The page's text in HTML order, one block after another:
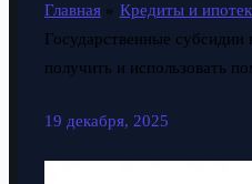
Главная
Кредиты и
Государственные субсидии
получить и использовать
19 декабря, 2025